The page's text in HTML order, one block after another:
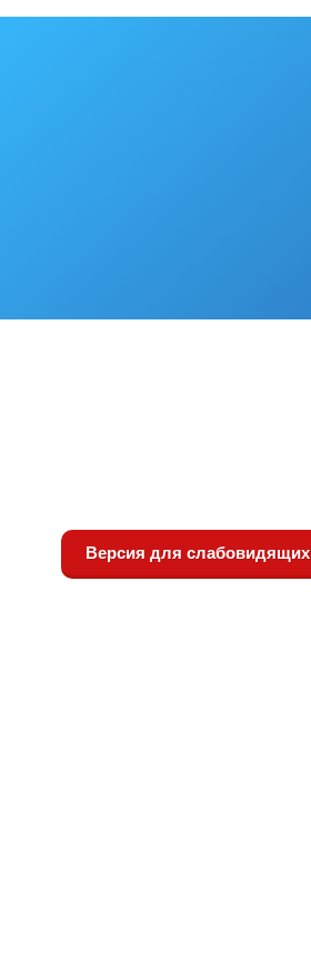
Версия для слабовидящих